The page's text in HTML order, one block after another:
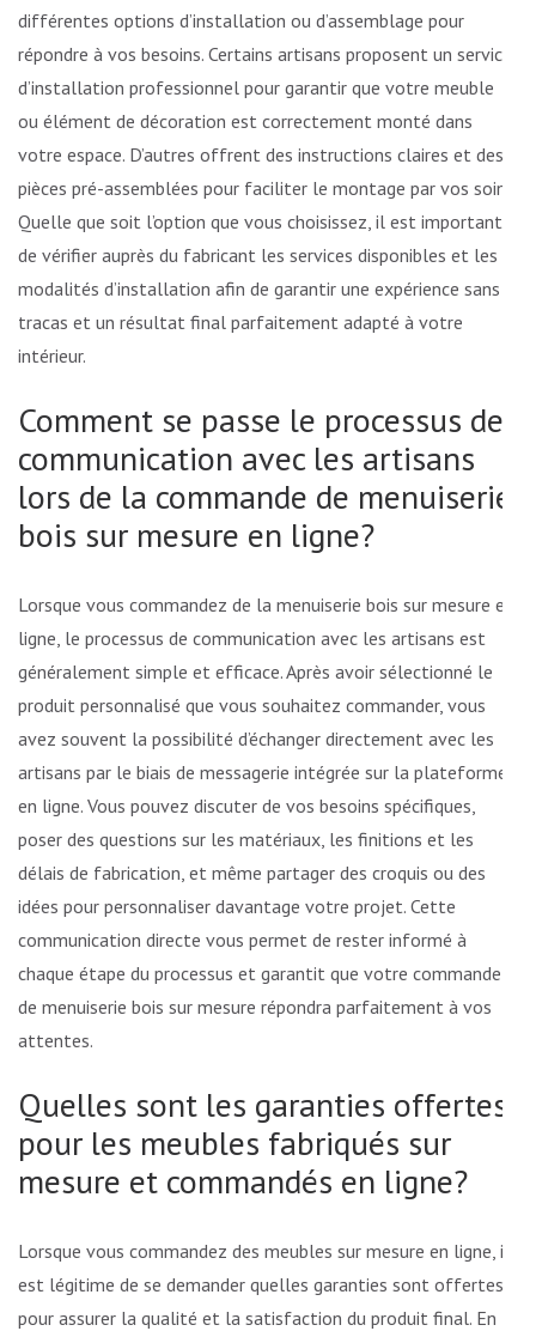
différentes options d’installation ou d’assemblage pour
répondre à vos besoins. Certains artisans proposent un service
d’installation professionnel pour garantir que votre meuble
ou élément de décoration est correctement monté dans
votre espace. D’autres offrent des instructions claires et des
pièces pré-assemblées pour faciliter le montage par vos soins.
Quelle que soit l’option que vous choisissez, il est important
de vérifier auprès du fabricant les services disponibles et les
modalités d’installation afin de garantir une expérience sans
tracas et un résultat final parfaitement adapté à votre
intérieur.
Comment se passe le processus de
communication avec les artisans
lors de la commande de menuiserie
bois sur mesure en ligne?
Lorsque vous commandez de la menuiserie bois sur mesure en
ligne, le processus de communication avec les artisans est
généralement simple et efficace. Après avoir sélectionné le
produit personnalisé que vous souhaitez commander, vous
avez souvent la possibilité d’échanger directement avec les
artisans par le biais de messagerie intégrée sur la plateforme
en ligne. Vous pouvez discuter de vos besoins spécifiques,
poser des questions sur les matériaux, les finitions et les
délais de fabrication, et même partager des croquis ou des
idées pour personnaliser davantage votre projet. Cette
communication directe vous permet de rester informé à
chaque étape du processus et garantit que votre commande
de menuiserie bois sur mesure répondra parfaitement à vos
attentes.
Quelles sont les garanties offertes
pour les meubles fabriqués sur
mesure et commandés en ligne?
Lorsque vous commandez des meubles sur mesure en ligne, il
est légitime de se demander quelles garanties sont offertes
pour assurer la qualité et la satisfaction du produit final. En